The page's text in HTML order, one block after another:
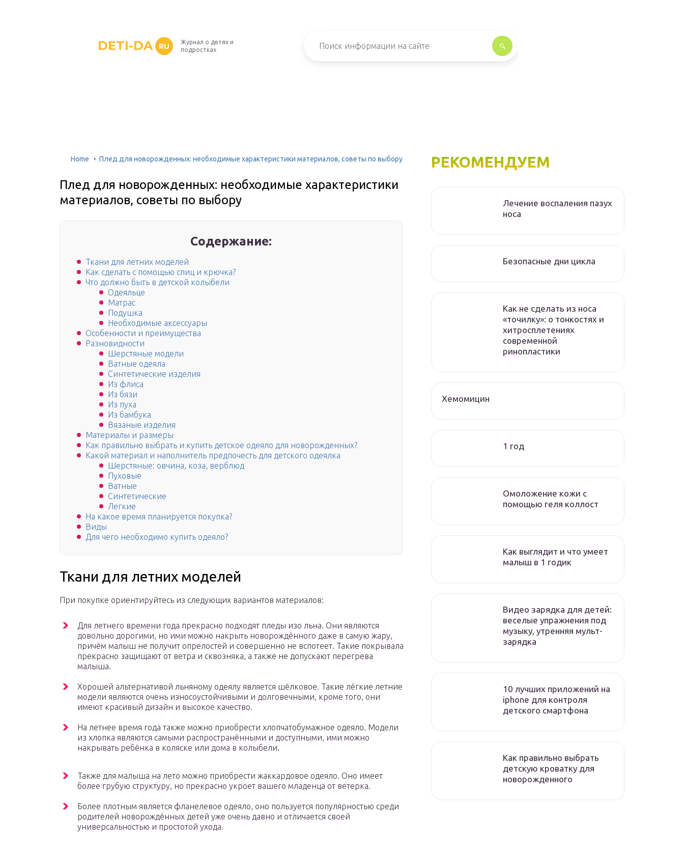
DETI-DA RU
Журнал о детях и
подростках
Home Плед для новорожденных: необходимые характеристики материалов, советы по выбору
Плед для новорожденных: необходимые характеристики
материалов, советы по выбору
Содержание:
Ткани для летних моделей
Как сделать с помощью спиц и крючка?
Что должно быть в детской колыбели
Одеяльце
Матрас
Подушка
Необходимые аксессуары
Особенности и преимущества
Разновидности
Шерстяные модели
Ватные одеяла
Синтетические изделия
Из флиса
Из бязи
Из пуха
Из бамбука
Вязаные изделия
Материалы и размеры
Как правильно выбрать и купить детское одеяло для новорожденных?
Какой материал и наполнитель предпочесть для детского одеялка
Шерстяные: овчина, коза, верблюд
Пуховые
Ватные
Синтетические
Легкие
На какое время планируется покупка?
Виды
Для чего необходимо купить одеяло?
Ткани для летних моделей
При покупке ориентируйтесь из следующих вариантов материалов:
Для летнего времени года прекрасно подходят пледы изо льна. Они являются
довольно дорогими, но ими можно накрыть новорождённого даже в самую жару,
причём малыш не получит опрелостей и совершенно не вспотеет. Такие покрывала
прекрасно защищают от ветра и сквозняка, а также не допускают перегрева
малыша.
Хорошей альтернативой льняному одеялу является шёлковое. Такие лёгкие летние
модели являются очень износоустойчивыми и долговечными, кроме того, они
имеют красивый дизайн и высокое качество.
На летнее время года также можно приобрести хлопчатобумажное одеяло. Модели
из хлопка являются самыми распространёнными и доступными, ими можно
накрывать ребёнка в коляске или дома в колыбели.
Также для малыша на лето можно приобрести жаккардовое одеяло. Оно имеет
более грубую структуру, но прекрасно укроет вашего младенца от ветерка.
Более плотным является фланелевое одеяло, оно пользуется популярностью среди
родителей новорождённых детей уже очень давно и отличается своей
универсальностью и простотой ухода.
РЕКОМЕНДУЕМ
Лечение воспаления пазух
носа
Безопасные дни цикла
Как не сделать из носа
«точилку»: о тонкостях и
хитросплетениях
современной
ринопластики
Хемомицин
1 год
Омоложение кожи с
помощью геля коллост
Как выглядит и что умеет
малыш в 1 годик
Видео зарядка для детей:
веселые упражнения под
музыку, утренняя мульт-
зарядка
10 лучших приложений на
iphone для контроля
детского смартфона
Как правильно выбрать
детскую кроватку для
новорожденного